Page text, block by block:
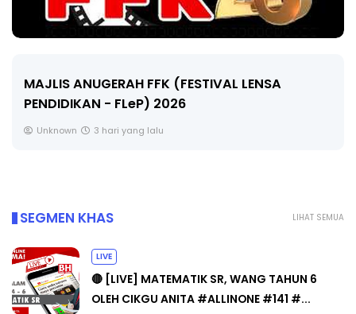
MAJLIS ANUGERAH FFK (FESTIVAL LENSA
PENDIDIKAN - FLeP) 2026
Unknown 3 hari yang lalu
LIHAT SEMUA
SEGMEN KHAS
LIVE
🔴 [LIVE] MATEMATIK SR, WANG TAHUN 6
OLEH CIKGU ANITA #ALLINONE #141 #...